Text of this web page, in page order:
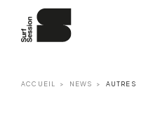
ACCUEIL NEWS AUTRES